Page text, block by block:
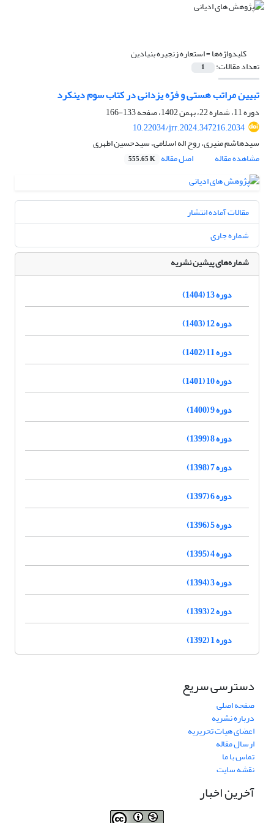
کلیدواژه‌ها =استعاره زنجیره بنیادین
تعداد مقالات: 1
تبیین مراتب هستی و فرّه‌‌ یزدانی در کتاب سوم دینکرد
دوره 11، شماره 22، بهمن 1402، صفحه
133-166
10.22034/jrr.2024.347216.2034
سیدهاشم منیری، روح اله اسلامی، سیدحسین اطهری
مشاهده مقاله
اصل مقاله 555.65 K
مقالات آماده انتشار
شماره جاری
شماره‌های پیشین نشریه
دوره 13 (1404)
دوره 12 (1403)
دوره 11 (1402)
دوره 10 (1401)
دوره 9 (1400)
دوره 8 (1399)
دوره 7 (1398)
دوره 6 (1397)
دوره 5 (1396)
دوره 4 (1395)
دوره 3 (1394)
دوره 2 (1393)
دوره 1 (1392)
دسترسی سریع
صفحه اصلی
درباره نشریه
اعضای هیات تحریریه
ارسال مقاله
تماس با ما
نقشه سایت
آخرین اخبار